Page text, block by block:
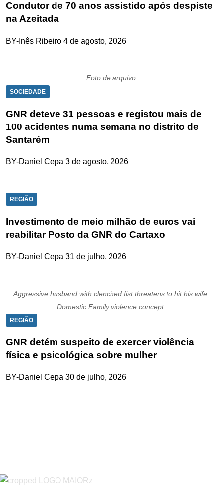
Condutor de 70 anos assistido após despiste
na Azeitada
BY-Inês Ribeiro 4 de agosto, 2026
Foto de arquivo
SOCIEDADE
GNR deteve 31 pessoas e registou mais de
100 acidentes numa semana no distrito de
Santarém
BY-Daniel Cepa 3 de agosto, 2026
REGIÃO
Investimento de meio milhão de euros vai
reabilitar Posto da GNR do Cartaxo
BY-Daniel Cepa 31 de julho, 2026
Aggressive husband with clenched fist threatens to hit his wife.
Domestic Family violence concept.
REGIÃO
GNR detém suspeito de exercer violência
física e psicológica sobre mulher
BY-Daniel Cepa 30 de julho, 2026